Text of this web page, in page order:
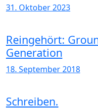
31. Oktober 2023
Reingehört:
Generation
18. September 2018
Schreiben.